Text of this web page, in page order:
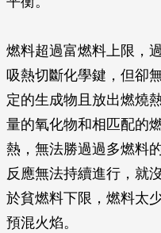
燃料超過富燃料上限，
吸熱切斷化學鍵，但卻
定的生成物且放出燃燒
量的氧化物和相匹配的
熱，無法勝過過多燃料
反應無法持續進行，就
於貧燃料下限，燃料太
預混火焰。